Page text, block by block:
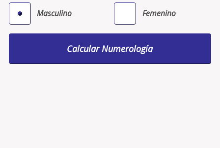
Masculino Femenino